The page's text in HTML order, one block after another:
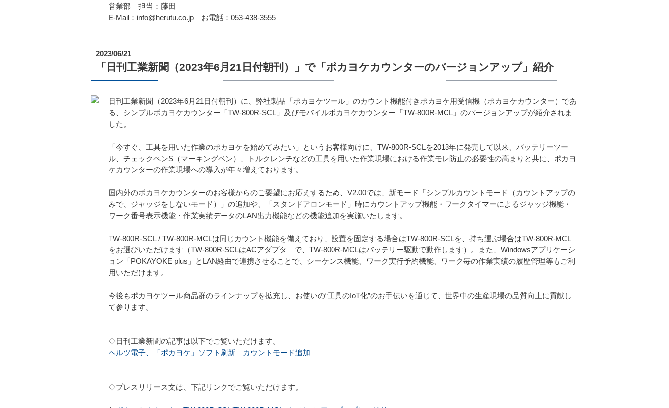
営業部 担当：藤田
E-Mail：info@herutu.co.jp お電話：053-438-3555
2023/06/21
「日刊工業新聞（2023年6月21日付朝刊）」で「ポカヨケカウンターのバージョンアップ」紹介
日刊工業新聞（2023年6月21日付朝刊）に、弊社製品「ポカヨケツール」のカウント機能付きポカヨケ用受信機（ポカヨケカウンター）であ
る、シンプルポカヨケカウンター「TW-800R-SCL」及びモバイルポカヨケカウンター「TW-800R-MCL」のバージョンアップが紹介されま
した。
「今すぐ、工具を用いた作業のポカヨケを始めてみたい」というお客様向けに、TW-800R-SCLを2018年に発売して以来、バッテリーツー
ル、チェックペンS（マーキングペン）、トルクレンチなどの工具を用いた作業現場における作業モレ防止の必要性の高まりと共に、ポカヨ
ケカウンターの作業現場への導入が年々増えております。
国内外のポカヨケカウンターのお客様からのご要望にお応えするため、V2.00では、新モード「シンプルカウントモード（カウントアップの
みで、ジャッジをしないモード）」の追加や、「スタンドアロンモード」時にカウントアップ機能・ワークタイマーによるジャッジ機能・
ワーク番号表示機能・作業実績データのLAN出力機能などの機能追加を実施いたします。
TW-800R-SCL / TW-800R-MCLは同じカウント機能を備えており、設置を固定する場合はTW-800R-SCLを、持ち運ぶ場合はTW-800R-MCL
をお選びいただけます（TW-800R-SCLはACアダプタ―で、TW-800R-MCLはバッテリー駆動で動作します）。また、Windowsアプリケーシ
ョン「POKAYOKE plus」とLAN経由で連携させることで、シーケンス機能、ワーク実行予約機能、ワーク毎の作業実績の履歴管理等もご利
用いただけます。
今後もポカヨケツール商品群のラインナップを拡充し、お使いの“工具のIoT化”のお手伝いを通じて、世界中の生産現場の品質向上に貢献し
て参ります。
◇日刊工業新聞の記事は以下でご覧いただけます。
ヘルツ電子、「ポカヨケ」ソフト刷新 カウントモード追加
◇プレスリリース文は、下記リンクでご覧いただけます。